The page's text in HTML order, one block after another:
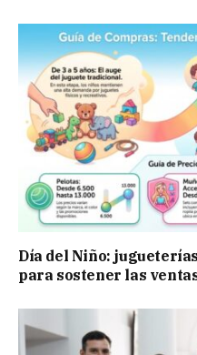
Día del Niño:
para sostener las